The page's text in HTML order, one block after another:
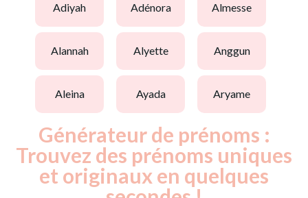
adiyah adénora almesse
alannah alyette anggun
aleina ayada aryame
Générateur de prénoms :
Trouvez des prénoms uniques
et originaux en quelques